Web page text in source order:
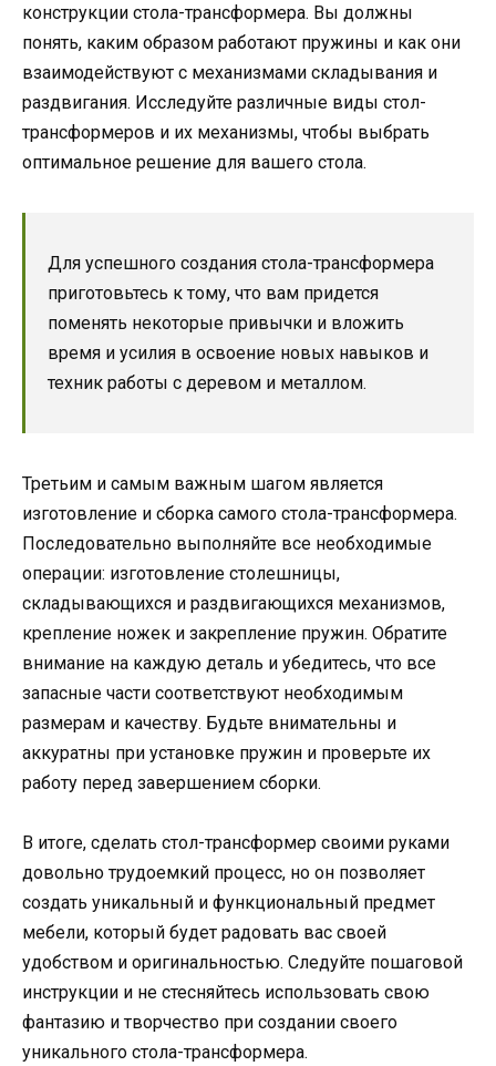
конструкции стола-трансформера. Вы должны
понять, каким образом работают пружины и как они
взаимодействуют с механизмами складывания и
раздвигания. Исследуйте различные виды стол-
трансформеров и их механизмы, чтобы выбрать
оптимальное решение для вашего стола.
Для успешного создания стола-трансформера
приготовьтесь к тому, что вам придется
поменять некоторые привычки и вложить
время и усилия в освоение новых навыков и
техник работы с деревом и металлом.
Третьим и самым важным шагом является
изготовление и сборка самого стола-трансформера.
Последовательно выполняйте все необходимые
операции: изготовление столешницы,
складывающихся и раздвигающихся механизмов,
крепление ножек и закрепление пружин. Обратите
внимание на каждую деталь и убедитесь, что все
запасные части соответствуют необходимым
размерам и качеству. Будьте внимательны и
аккуратны при установке пружин и проверьте их
работу перед завершением сборки.
В итоге, сделать стол-трансформер своими руками
довольно трудоемкий процесс, но он позволяет
создать уникальный и функциональный предмет
мебели, который будет радовать вас своей
удобством и оригинальностью. Следуйте пошаговой
инструкции и не стесняйтесь использовать свою
фантазию и творчество при создании своего
уникального стола-трансформера.